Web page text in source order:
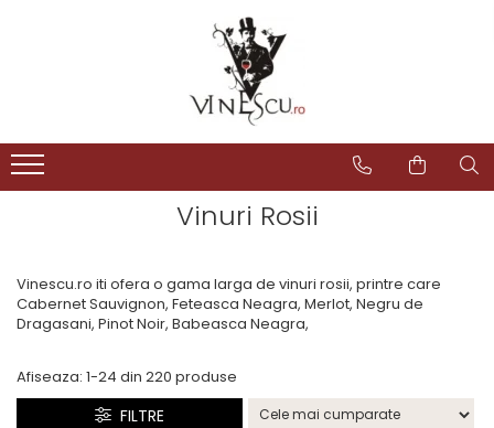
Sampanie / Champagne
Vinuri Albe
Vinuri Rose
Vinuri demiseci
Vinuri demidulci
Vinuri Albe
Vinuri Rose
Vinuri de colectie/vechi
Vinuri personalizate
Cognac/Coniac/Armagnac/Vinarsuri
Cognac/Coniac/Armagnac
Condimente
Ulei de masline
Vinuri Rosii
Vinescu.ro iti ofera o gama larga de vinuri rosii, printre care
Cabernet Sauvignon, Feteasca Neagra, Merlot, Negru de
Dragasani, Pinot Noir, Babeasca Neagra,
Afiseaza: 1-24 din 220 produse
FILTRE